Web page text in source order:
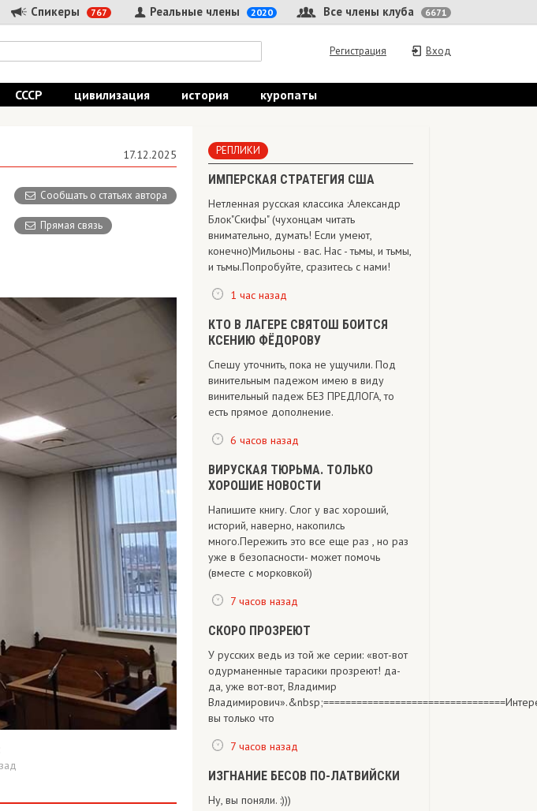
Спикеры 767 Все члены клуба 6671
Реальные члены 2020
Вход
Регистрация
СССР цивилизация история куропаты
17.12.2025
Сообщать о статьях автора
Прямая связь
РЕПЛИКИ
ИМПЕРСКАЯ СТРАТЕГИЯ США
Нетленная русская классика :Александр
Блок"Скифы" (чухонцам читать
внимательно, думать! Если умеют,
конечно) Мильоны - вас. Нас - тьмы, и тьмы,
и тьмы.Попробуйте, сразитесь с нами!
1 час назад
КТО В ЛАГЕРЕ СВЯТОШ БОИТСЯ
КСЕНИЮ ФЁДОРОВУ
Спешу уточнить, пока не ущучили. Под
винительным падежом имею в виду
винительный падеж БЕЗ ПРЕДЛОГА, то
есть прямое дополнение.
6 часов назад
ВИРУСКАЯ ТЮРЬМА. ТОЛЬКО
ХОРОШИЕ НОВОСТИ
Напишите книгу. Слог у вас хороший,
историй, наверно, накопилсь
много.Пережить это все еще раз , но раз
уже в безопасности- может помочь
(вместе с морковкой)
7 часов назад
СКОРО ПРОЗРЕЮТ
У русских ведь из той же серии: «вот-вот
одурманенные тарасики прозреют! да-
да, уже вот-вот, Владимир
Владимирович».&nbsp;=================================Интересно,
вы только что
7 часов назад
ИЗГНАНИЕ БЕСОВ ПО-ЛАТВИЙСКИ
Ну, вы поняли. :)))